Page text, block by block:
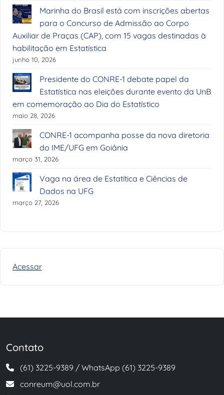
Marinha do Brasil está com inscrições abertas
para o Concurso de Admissão ao Corpo
Auxiliar de Praças (CAP), com 15 vagas destinadas à
habilitação em Estatística
junho 10, 2026
Presidente do CONRE-1 debate papel da
Estatística nas eleições durante evento da UnB
em comemoração ao Dia do Estatístico
maio 28, 2026
CONRE-1 acompanha posse da nova diretoria
do IME/UFG em Goiânia
março 31, 2026
Vaga na área de Estatítica e Ciências de
Dados na UFG
março 27, 2026
Acessar
Contato
(61) 3225-9389 / WhatsApp (61) 3225-9389
conreum@uol.com.br